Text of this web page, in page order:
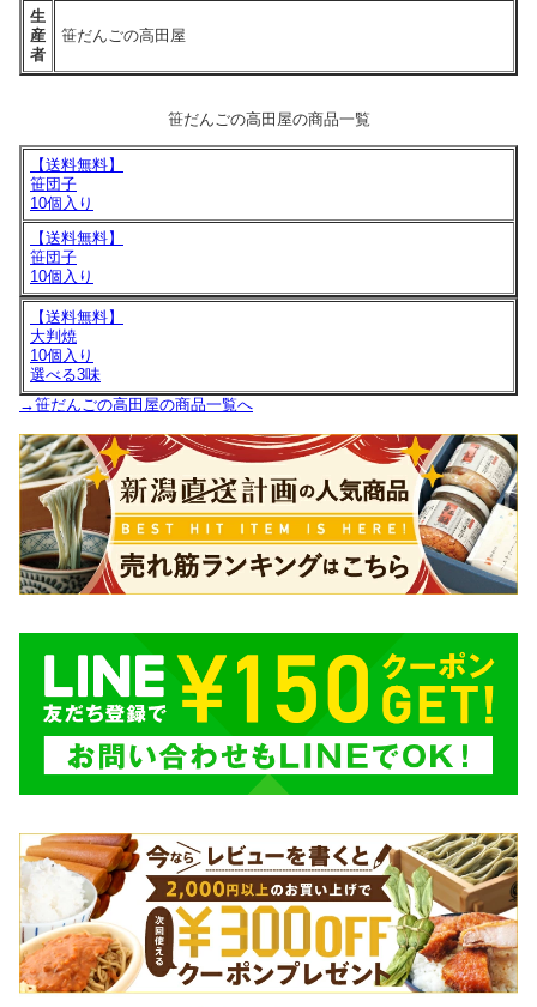
生
産
者
笹だんごの高田屋
笹だんごの高田屋の商品一覧
【送料無料】
笹団子
10個入り
【送料無料】
笹団子
10個入り
【送料無料】
大判焼
10個入り
選べる3味
→笹だんごの高田屋の商品一覧へ